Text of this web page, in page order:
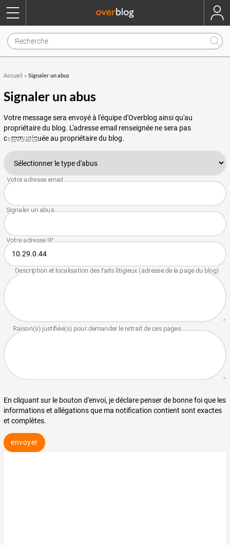
Accueil » Signaler un abus
Signaler un abus
Votre message sera envoyé à l'équipe d'Overblog ainsi qu'au
propriétaire du blog. L'adresse email renseignée ne sera pas
communiquée au propriétaire du blog.
En cliquant sur le bouton d'envoi, je déclare penser de bonne foi que les
informations et allégations que ma notification contient sont exactes
et complètes.
envoyer